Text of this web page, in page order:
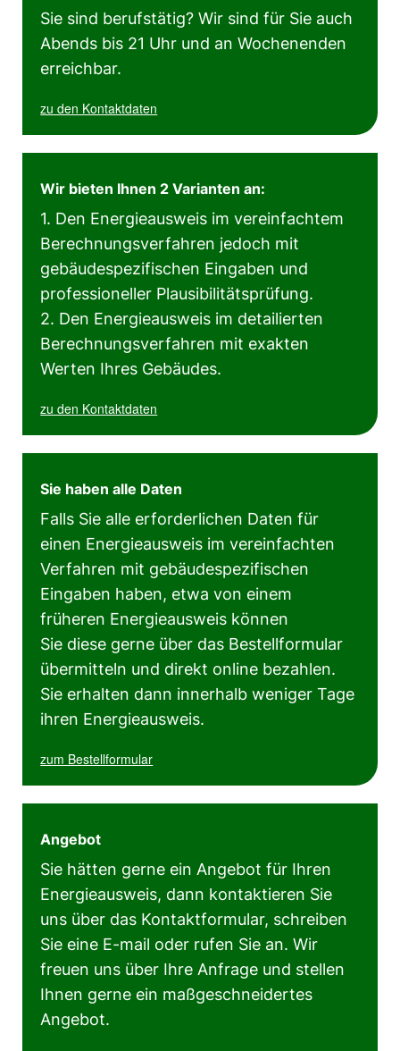
Sie sind berufstätig? Wir sind für Sie auch
Abends bis 21 Uhr und an Wochenenden
erreichbar.
zu den Kontaktdaten
Wir bieten Ihnen 2 Varianten an:
1. Den Energieausweis im vereinfachtem
Berechnungsverfahren jedoch mit
gebäudespezifischen Eingaben und
professioneller Plausibilitätsprüfung.
2. Den Energieausweis im detailierten
Berechnungsverfahren mit exakten
Werten Ihres Gebäudes.
zu den Kontaktdaten
Sie haben alle Daten
Falls Sie alle erforderlichen Daten für
einen Energieausweis im vereinfachten
Verfahren mit gebäudespezifischen
Eingaben haben, etwa von einem
früheren Energieausweis können
Sie diese gerne über das Bestellformular
übermitteln und direkt online bezahlen.
Sie erhalten dann innerhalb weniger Tage
ihren Energieausweis.
zum Bestellformular
Angebot
Sie hätten gerne ein Angebot für Ihren
Energieausweis, dann kontaktieren Sie
uns über das Kontaktformular, schreiben
Sie eine E-mail oder rufen Sie an. Wir
freuen uns über Ihre Anfrage und stellen
Ihnen gerne ein maßgeschneidertes
Angebot.